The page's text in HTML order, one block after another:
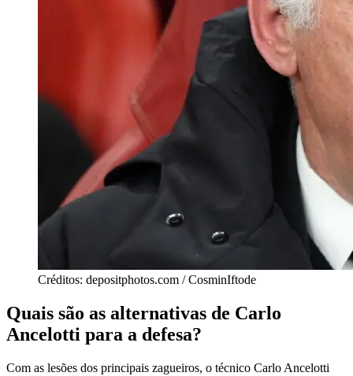
Créditos: depositphotos.com / CosminIftode
Quais são as alternativas de Carlo
Ancelotti para a defesa?
Com as lesões dos principais zagueiros, o técnico Carlo Ancelotti